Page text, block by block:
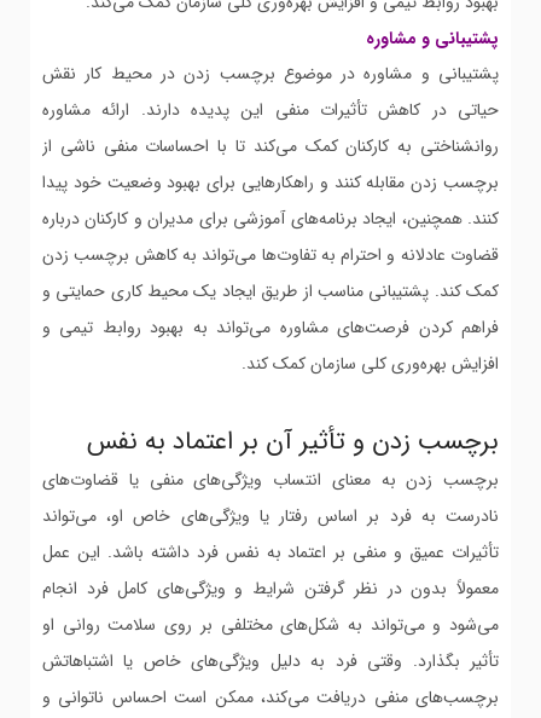
پشتیبانی و مشاوره
پشتیبانی و مشاوره در موضوع برچسب زدن در محیط کار نقش
حیاتی در کاهش تأثیرات منفی این پدیده دارند. ارائه مشاوره
روانشناختی به کارکنان کمک می‌کند تا با احساسات منفی ناشی از
برچسب زدن مقابله کنند و راهکارهایی برای بهبود وضعیت خود پیدا
کنند. همچنین، ایجاد برنامه‌های آموزشی برای مدیران و کارکنان درباره
قضاوت عادلانه و احترام به تفاوت‌ها می‌تواند به کاهش برچسب زدن
کمک کند. پشتیبانی مناسب از طریق ایجاد یک محیط کاری حمایتی و
فراهم کردن فرصت‌های مشاوره می‌تواند به بهبود روابط تیمی و
افزایش بهره‌وری کلی سازمان کمک کند.
برچسب زدن و تأثیر آن بر اعتماد به نفس
برچسب زدن به معنای انتساب ویژگی‌های منفی یا قضاوت‌های
نادرست به فرد بر اساس رفتار یا ویژگی‌های خاص او، می‌تواند
تأثیرات عمیق و منفی بر اعتماد به نفس فرد داشته باشد. این عمل
معمولاً بدون در نظر گرفتن شرایط و ویژگی‌های کامل فرد انجام
می‌شود و می‌تواند به شکل‌های مختلفی بر روی سلامت روانی او
تأثیر بگذارد. وقتی فرد به دلیل ویژگی‌های خاص یا اشتباهاتش
برچسب‌های منفی دریافت می‌کند، ممکن است احساس ناتوانی و